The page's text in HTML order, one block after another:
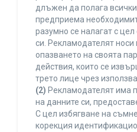
длъжен да полага
предприема
разумно се налагат с
си. Рекламодателят носи
опазването на своята
действия, които се
трето лице чрез
(2) Рекламодателят има
на данните си,
С цел избягване на
корекция